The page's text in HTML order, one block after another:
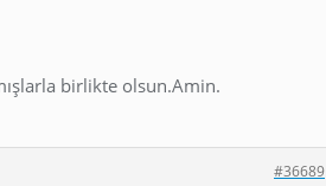
birlikte olsun.Amin.
#36689